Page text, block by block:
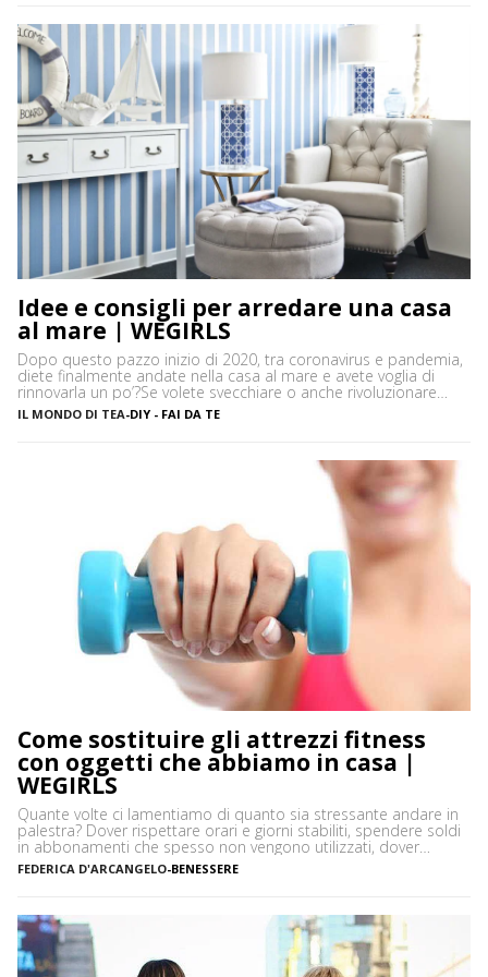
di glucosio (zucchero), […]
Idee e consigli per arredare una casa
al mare | WEGIRLS
Dopo questo pazzo inizio di 2020, tra coronavirus e pandemia,
diete finalmente andate nella casa al mare e avete voglia di
rinnovarla un po’?Se volete svecchiare o anche rivoluzionare
casa vostra – così come arredare dall’inizio le vostre stanze –
ma non sapete bene che stile di arredamento dargli, niente
IL MONDO DI TEA-DIY - FAI DA TE
Come sostituire gli attrezzi fitness
con oggetti che abbiamo in casa |
WEGIRLS
Quante volte ci lamentiamo di quanto sia stressante andare in
palestra? Dover rispettare orari e giorni stabiliti, spendere soldi
in abbonamenti che spesso non vengono utilizzati, dover
prendere un mezzo per arrivare in palestra: in moltissimi
preferiscono allenarsi a casa per queste e tante altre ragioni.
FEDERICA D'ARCANGELO-BENESSERE